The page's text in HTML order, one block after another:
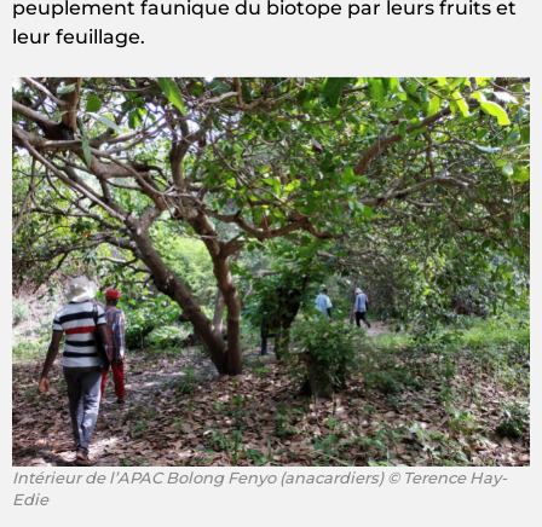
peuplement faunique du biotope par leurs fruits et
leur feuillage.
Intérieur de l’APAC Bolong Fenyo (anacardiers) © Terence Hay-
Edie